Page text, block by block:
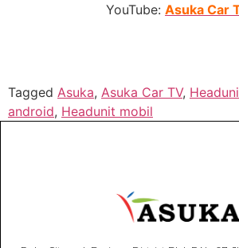
YouTube: Asuka Car
Tagged Asuka, Asuka Car TV,
android, Headunit mobil